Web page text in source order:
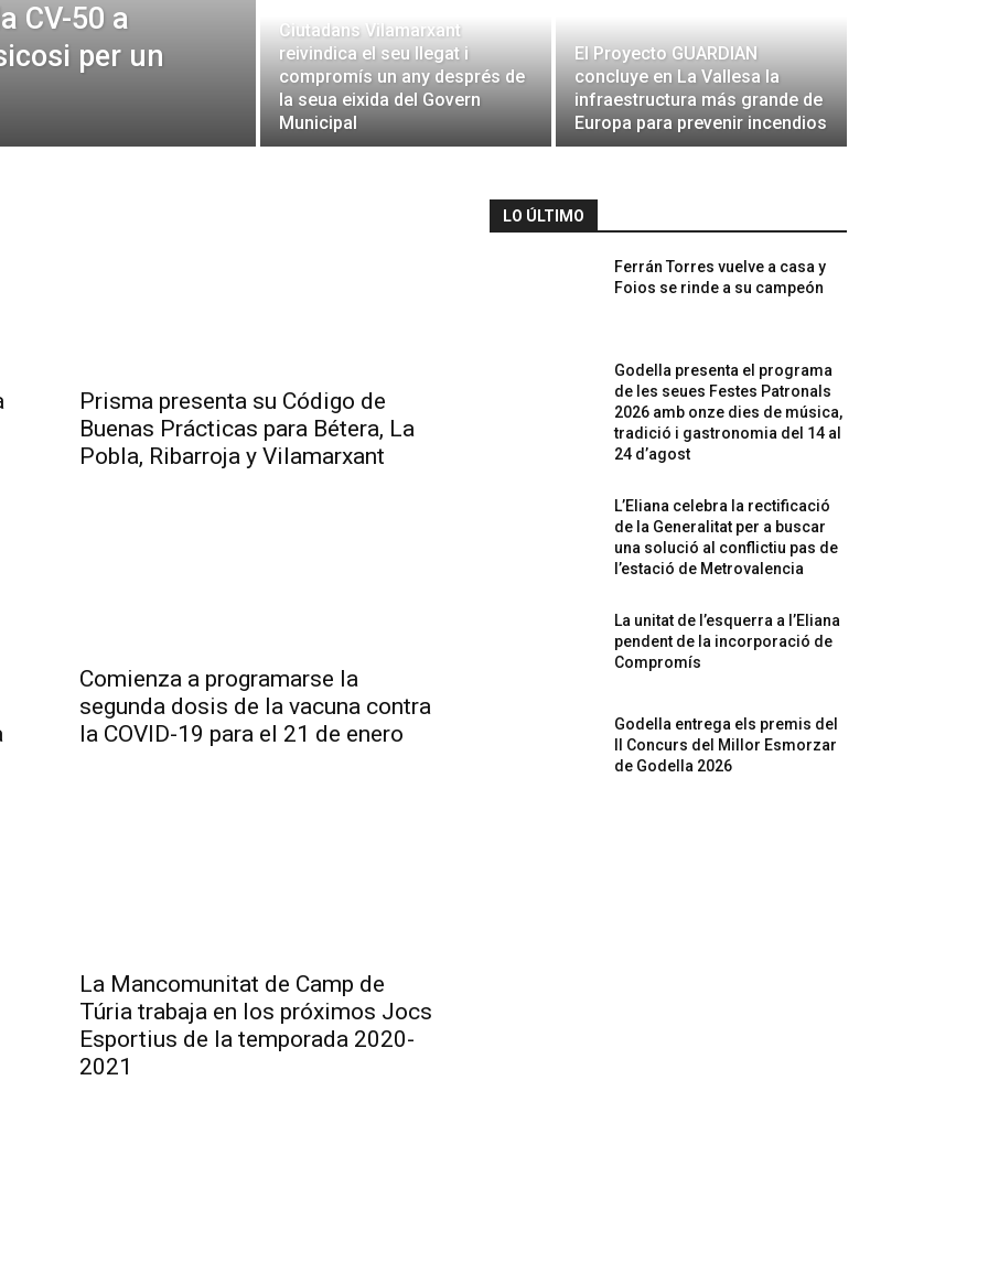
CV-50 a
per un
Ciutadans Vilamarxant
reivindica el seu llegat i
compromís un any després de
la seua eixida del Govern
Municipal
El Proyecto GUARDIAN
concluye en La Vallesa la
infraestructura más grande de
Europa para prevenir incendios
Prisma presenta su Código de
Buenas Prácticas para Bétera, La
Pobla, Ribarroja y Vilamarxant
Comienza a programarse la
segunda dosis de la vacuna contra
la COVID-19 para el 21 de enero
La Mancomunitat de Camp de
Túria trabaja en los próximos Jocs
Esportius de la temporada 2020-
2021
LO ÚLTIMO
Ferrán Torres vuelve a casa y
Foios se rinde a su campeón
Godella presenta el programa
de les seues Festes Patronals
2026 amb onze dies de música,
tradició i gastronomia del 14 al
24 d’agost
L’Eliana celebra la rectificació
de la Generalitat per a buscar
una solució al conflictiu pas de
l’estació de Metrovalencia
La unitat de l’esquerra a l’Eliana
pendent de la incorporació de
Compromís
Godella entrega els premis del
II Concurs del Millor Esmorzar
de Godella 2026